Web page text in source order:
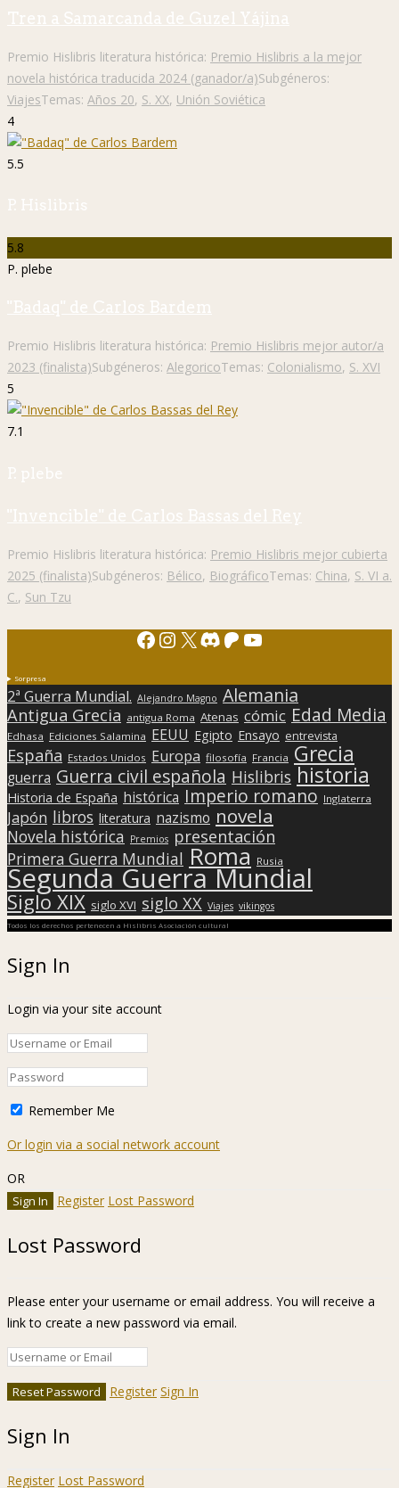
Tren a Samarcanda de Guzel Yájina
Premio Hislibris literatura histórica: Premio Hislibris a la mejor
novela histórica traducida 2024 (ganador/a)Subgéneros:
ViajesTemas: Años 20, S. XX, Unión Soviética
4
5.5
P. Hislibris
5.8
P. plebe
"Badaq" de Carlos Bardem
Premio Hislibris literatura histórica: Premio Hislibris mejor autor/a
2023 (finalista)Subgéneros: AlegoricoTemas: Colonialismo, S. XVI
5
7.1
P. plebe
"Invencible" de Carlos Bassas del Rey
Premio Hislibris literatura histórica: Premio Hislibris mejor cubierta
2025 (finalista)Subgéneros: Bélico, BiográficoTemas: China, S. VI a.
C., Sun Tzu
Facebook
Instagram
X Discord
Patreon
YouTube
Sorpresa
2ª Guerra Mundial. Alejandro Magno Alemania
Antigua Grecia antigua Roma Atenas cómic Edad Media
Edhasa Ediciones Salamina EEUU Egipto Ensayo entrevista
España Estados Unidos Europa filosofía Francia Grecia
guerra Guerra civil española Hislibris historia
Historia de España histórica Imperio romano Inglaterra
Japón libros literatura nazismo novela
Novela histórica Premios presentación
Primera Guerra Mundial Roma Rusia
Segunda Guerra Mundial
Siglo XIX siglo XVI siglo XX Viajes vikingos
Todos los derechos pertenecen a Hislibris Asociación cultural
Sign In
Login via your site account
Remember Me
Or login via a social network account
OR
Register Lost Password
Lost Password
Please enter your username or email address. You will receive a
link to create a new password via email.
Register Sign In
Sign In
Register Lost Password